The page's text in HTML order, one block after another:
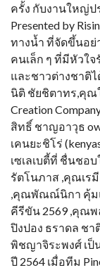
ครั้ง กับงานใหญ่ปร
Presented by
ทางน้ำ ที่จัดขึ้นอย่
คนเล็ก ๆ ที่มีหัวใ
และชาวต่างชาติ
นิติ ชัยชิตาทร,คุณ
Creation
สิทธิ์ ชาญอาวุธ
เคนยะชิโร่
เซเลเบตี้ที่ ชื่นชอ
รัตโนภาส ,คุณเร
,คุณพัณณ์นิกา คุ้มแ
คีรีขัน 2569 ,คุณ
ปิงปอง ธราดล ช
พิชญาจิระพงศ์ เป็
ปี 2564 เมื่อทีม